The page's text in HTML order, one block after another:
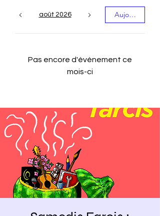
août 2026 Aujourd'hui
Pas encore d'événement ce
mois-ci